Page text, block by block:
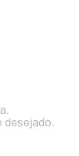
desejado.